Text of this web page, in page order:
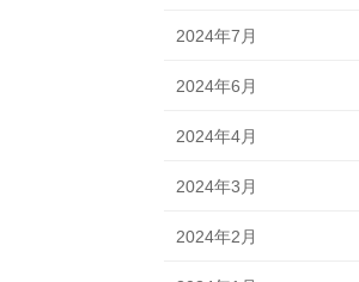
2024年7月
2024年6月
2024年4月
2024年3月
2024年2月